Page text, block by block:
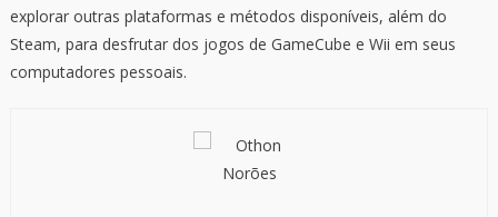
explorar outras plataformas e métodos disponíveis, além do
Steam, para desfrutar dos jogos de GameCube e Wii em seus
computadores pessoais.